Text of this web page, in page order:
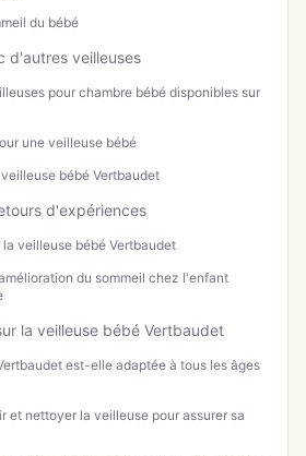
du bébé
d'autres veilleuses
pour chambre bébé disponibles sur
une veilleuse bébé
bébé Vertbaudet
d'expériences
veilleuse bébé Vertbaudet
du sommeil chez l'enfant
la veilleuse bébé Vertbaudet
est-elle adaptée à tous les âges
et nettoyer la veilleuse pour assurer sa